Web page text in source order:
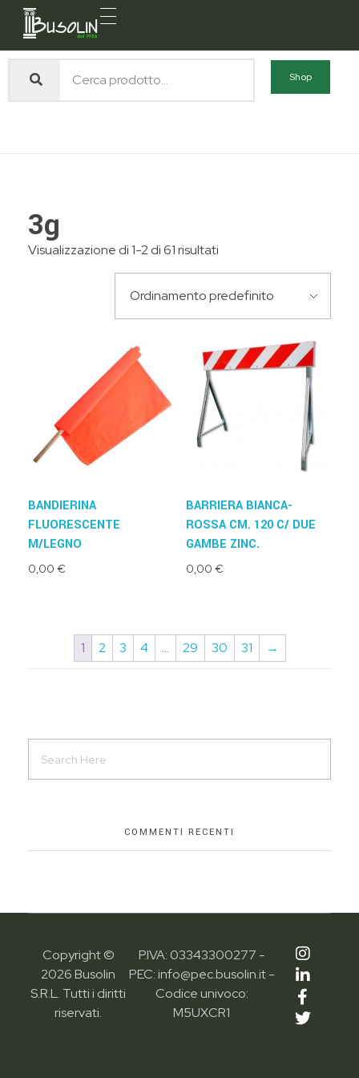
Busolin S.R.L.
Shop
3g
3g
Visualizzazione di 1-2 di 61 risultati
BANDIERINA
FLUORESCENTE
M/LEGNO
0,00 €
BARRIERA BIANCA-
ROSSA CM. 120 C/ DUE
GAMBE ZINC.
0,00 €
1 2 3 4 … 29 30 31 →
COMMENTI RECENTI
Copyright ©
2026 Busolin
S.R.L. Tutti i diritti
riservati.
P.IVA: 03343300277 -
PEC: info@pec.busolin.it -
Codice univoco:
M5UXCR1